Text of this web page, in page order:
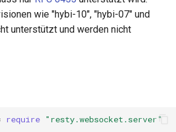
wie "hybi-10", "hybi-07" und
unterstützt und werden nicht
require "resty.websocket.server"